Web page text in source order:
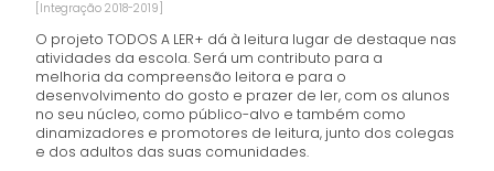
[Integração 2018-2019]
O projeto TODOS A LER+ dá à leitura lugar de destaque nas
atividades da escola. Será um contributo para a
melhoria da compreensão leitora e para o
desenvolvimento do gosto e prazer de ler, com os alunos
no seu núcleo, como público-alvo e também como
dinamizadores e promotores de leitura, junto dos colegas
e dos adultos das suas comunidades.